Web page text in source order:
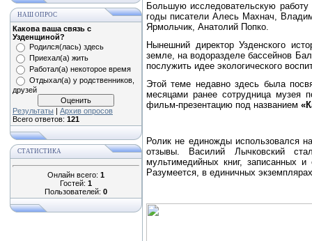
НАШ ОПРОС
Какова ваша связь с
Узденщиной?
Родился(лась) здесь
Приехал(а) жить
Работал(а) некоторое время
Отдыхал(а) у родственников,
друзей
Результаты | Архив опросов
Всего ответов: 121
СТАТИСТИКА
Онлайн всего: 1
Гостей: 1
Пользователей: 0
Большую исследовательскую
годы писатели Алесь Махнач,
Ярмольчик, Анатолий Попко.
Нынешний директор Узденского
земле, на водоразделе бассейнов
послужить идее экологического
Этой теме недавно здесь была
месяцами ранее сотрудница музея
фильм-презентацию под названием
Ролик не единожды использовался
отзывы. Василий Лычковский
мультимедийных книг, записанных
Разумеется, в единичных